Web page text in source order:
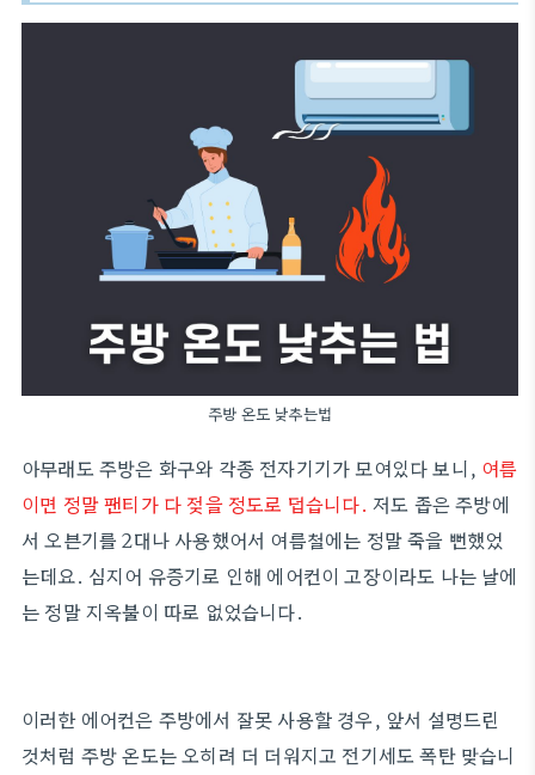
주방 온도 낮추는법
아무래도 주방은 화구와 각종 전자기기가 모여있다 보니, 여름
이면 정말 팬티가 다 젖을 정도로 덥습니다. 저도 좁은 주방에
서 오븐기를 2대나 사용했어서 여름철에는 정말 죽을 뻔했었
는데요. 심지어 유증기로 인해 에어컨이 고장이라도 나는 날에
는 정말 지옥불이 따로 없었습니다.
이러한 에어컨은 주방에서 잘못 사용할 경우, 앞서 설명드린
것처럼 주방 온도는 오히려 더 더워지고 전기세도 폭탄 맞습니